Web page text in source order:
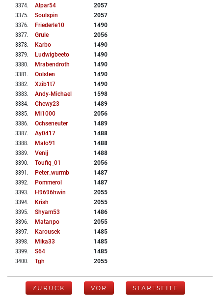
3374. Alpar54
2057
3375. Soulspin
2057
3376. Friederle10
1490
3377. Grule
2056
3378. Karbo
1490
3379. Ludwigbeeto
1490
3380. Mrabendroth
1490
3381 . Oolsten
1490
3382. Xzib1t7
1490
3383. Andy-Michael
1598
3384. Chewy23
1489
3385. Mi1000
2056
3386. Ochseneuter
1489
3387. Ay0417
1488
3388. Malo91
1488
3389. Venij
1488
3390. Toufiq_01
2056
3391 . Peter_wurmb
1487
3392. Pommerol
1487
3393. H9696hwin
2055
3394. Krish
2055
3395. Shyam53
1486
3396. Matanpo
2055
3397. Karousek
1485
3398. Mika33
1485
3399. S64
1485
3400. Tgh 2055
ZURÜCK VOR STARTSEITE